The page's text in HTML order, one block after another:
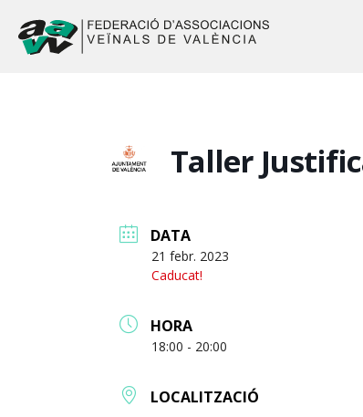
Taller
DATA
21 febr. 2023
Caducat!
HORA
18:00 - 20:00
LOCALITZACIÓ